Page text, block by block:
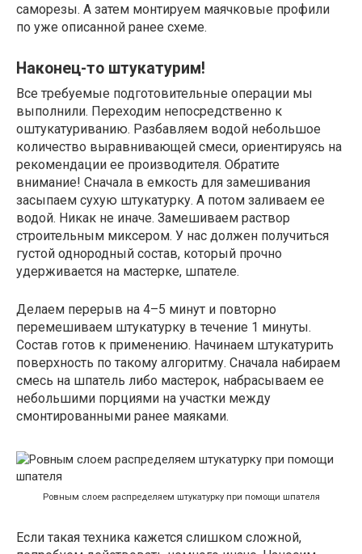
саморезы. А затем монтируем маячковые профили
по уже описанной ранее схеме.
Наконец-то штукатурим!
Все требуемые подготовительные операции мы
выполнили. Переходим непосредственно к
оштукатуриванию. Разбавляем водой небольшое
количество выравнивающей смеси, ориентируясь на
рекомендации ее производителя. Обратите
внимание! Сначала в емкость для замешивания
засыпаем сухую штукатурку. А потом заливаем ее
водой. Никак не иначе. Замешиваем раствор
строительным миксером. У нас должен получиться
густой однородный состав, который прочно
удерживается на мастерке, шпателе.
Делаем перерыв на 4–5 минут и повторно
перемешиваем штукатурку в течение 1 минуты.
Состав готов к применению. Начинаем штукатурить
поверхность по такому алгоритму. Сначала набираем
смесь на шпатель либо мастерок, набрасываем ее
небольшими порциями на участки между
смонтированными ранее маяками.
Ровным слоем распределяем штукатурку при помощи шпателя
Если такая техника кажется слишком сложной,